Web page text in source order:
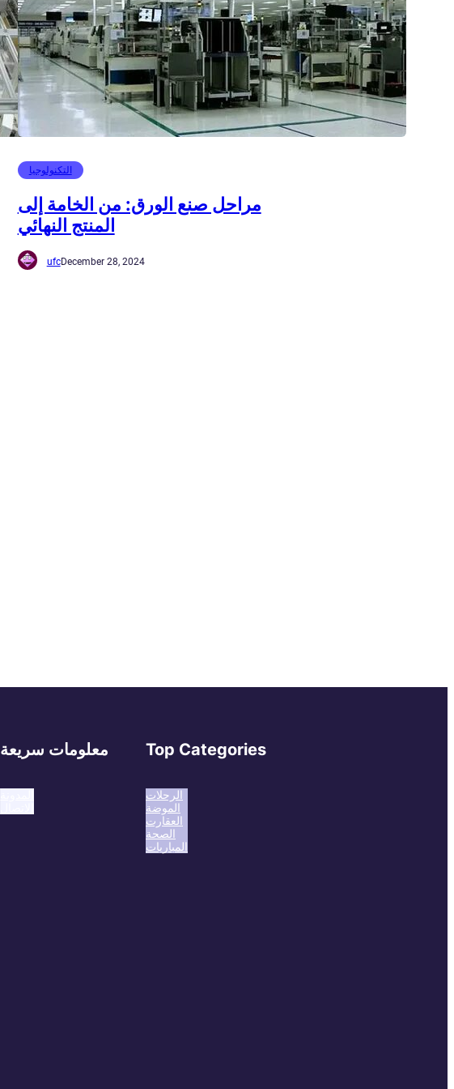
التكنولوجيا
مراحل صنع الورق: من الخامة إلى
المنتج النهائي
ufcDecember 28, 2024
معلومات سريعة Top Categories
الرحلات
الموضة
العقارت
الصحة
المباريات